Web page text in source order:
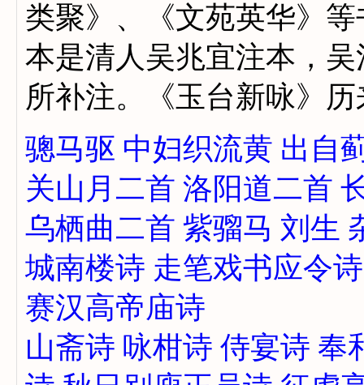
类聚》、《文苑英华》
本是清人吴兆宜注本，
所补注。《玉台新咏》
骢马驱 中妇织流黄 出自
关山月二首 洛阳道二首
乌栖曲二首 紫骝马 刘生
城南楼诗 走笔戏书应令诗
赛汉高帝庙诗
山斋诗 咏柑诗 侍宴诗 奉